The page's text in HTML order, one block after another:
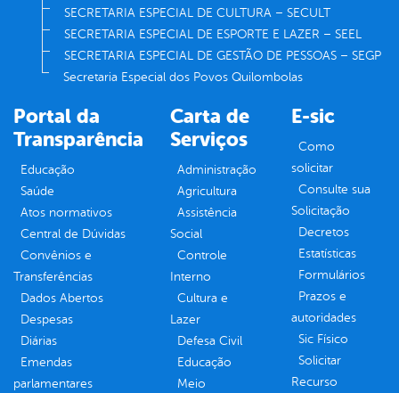
SECRETARIA ESPECIAL DE CULTURA – SECULT
SECRETARIA ESPECIAL DE ESPORTE E LAZER – SEEL
SECRETARIA ESPECIAL DE GESTÃO DE PESSOAS – SEGP
Secretaria Especial dos Povos Quilombolas
Portal da
Transparência
Educação
Saúde
Atos normativos
Central de Dúvidas
Convênios e
Transferências
Dados Abertos
Despesas
Diárias
Emendas
parlamentares
Carta de
Serviços
Administração
Agricultura
Assistência
Social
Controle
Interno
Cultura e
Lazer
Defesa Civil
Educação
Meio
E-sic
Como
solicitar
Consulte sua
Solicitação
Decretos
Estatísticas
Formulários
Prazos e
autoridades
Sic Físico
Solicitar
Recurso